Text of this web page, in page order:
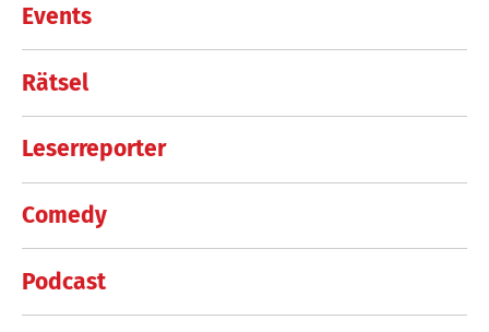
Events
Rätsel
Leserreporter
Comedy
Podcast